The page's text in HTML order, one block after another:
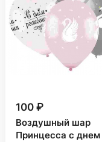
100 ₽
Воздушный шар
Принцесса с днем